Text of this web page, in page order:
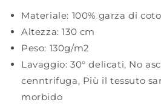
Materiale: 100% garza di
Altezza: 130 cm
Peso: 130g/m2
Lavaggio: 30° delicati, No
cenntrifuga, Più il tessuto
morbido